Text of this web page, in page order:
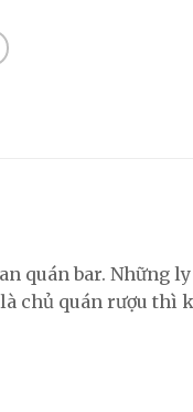
quán bar. Những
chủ quán rượu thì